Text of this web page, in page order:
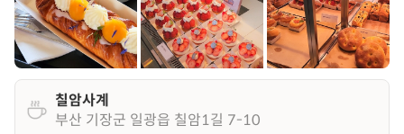
칠암사계
부산 기장군 일광읍 칠암1길 7-10